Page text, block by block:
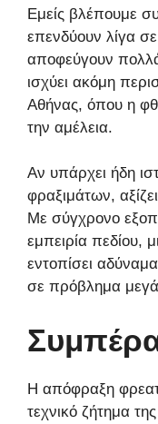
Εμείς βλέπουμε
επενδύουν λίγα
αποφεύγουν
ισχύει ακόμη
Αθήνας, όπου η
την αμέλεια.
Αν υπάρχει ήδη
φραξιμάτων,
Με σύγχρονο
εμπειρία πεδίου,
εντοπίσει
σε πρόβλημα
Η απόφραξη
τεχνικό ζήτημα